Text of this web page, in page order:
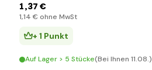
1,37 €
1,14 € ohne MwSt
+ 1 Punkt
Auf Lager > 5 Stücke(Bei Ihnen 11.08.)